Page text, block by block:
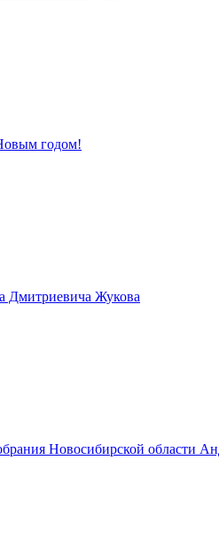
годом!
Дмитриевича Жукова
Новосибирской